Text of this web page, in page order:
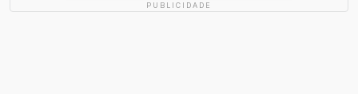
PUBLICIDADE